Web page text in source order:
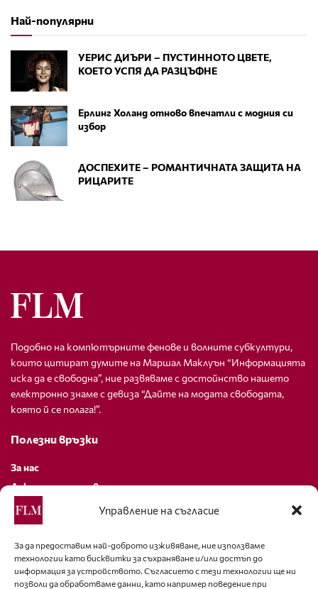
Управление на съгласие
За да предоставим най-доброто изживяване, ние използваме
технологии като бисквитки за съхраняване и/или достъп до
информация за устройството. Съгласието с тези технологии ще ни
позволи да обработваме данни, като например поведение при
Най-популярни
УЕРИС ДИЪРИ – ПУСТИННОТО ЦВЕТЕ,
КОЕТО УСПЯ ДА РАЗЦЪФНЕ
Ерлинг Холанд отново впечатли с модния си
избор
ДОСПЕХИТЕ – РОМАНТИЧНАТА ЗАЩИТА НА
РИЦАРИТЕ
Подобно на компютърните фенове и волните субкултури,
които цитират думите на Маршал Маклуън “Информацията
иска да е свободна”, ние развяваме с достойнство нашето
електронно знаме с девиза “Дайте на модата свободата,
която й се полага!”.
Полезни връзки
За нас
Декларация за поверителност
Политика за бисквитки
За контакти
editor@fashion-lifestyle.net